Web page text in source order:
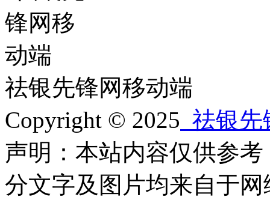
祛银先锋网移动端
Copyright © 2025 祛银先
声明：本站内容仅供参
分文字及图片均来自于